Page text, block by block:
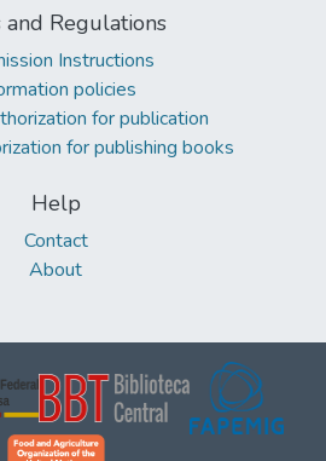
and Regulations
Instructions
policies
for publication
for publishing books
Help
Contact
About